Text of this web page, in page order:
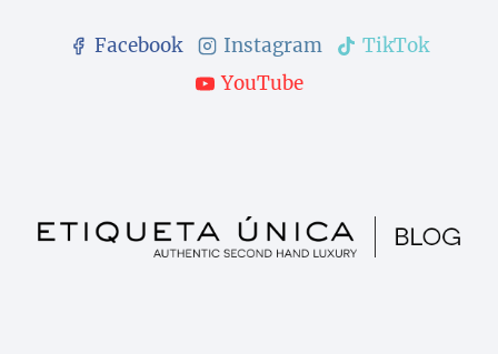
Facebook Instagram
TikTok
YouTube